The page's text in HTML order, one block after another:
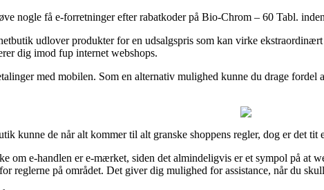
nogle få e-forretninger efter rabatkoder på Bio-Chrom – 60 Tabl.
udlover produkter for en udsalgspris som kan virke
dig imod fup internet webshops.
med mobilen. Som en alternativ mulighed kunne du drage
kunne de når alt kommer til alt granske shoppens regler, dog er det
om e-handlen er e-mærket, siden det almindeligvis er et sympol på at
reglerne på området. Det giver dig mulighed for assistance, når du